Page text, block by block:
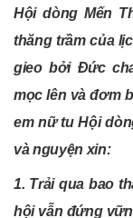
Hội dòng Mến
thăng trầm của
gieo bởi Đức
mọc lên và đơm
em nữ tu Hội
và nguyện xin:
1. Trải qua bao
hội vẫn đứng